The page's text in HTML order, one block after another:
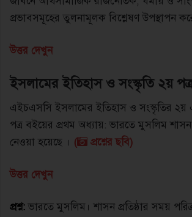
প্রভাবসমূহের তুলনামূলক বিশ্লেষণ উপস্থাপন
উত্তর দেখুন
ইসলামের ইতিহাস ও সংস্কৃতি ২য়
এইচএসসি ইসলামের ইতিহাস ও সংস্কৃতির ২য়
পত্র বইয়ের প্রথম অধ্যায়: ভারতে মুসলিম শাসন
নেওয়া হয়েছে । ( প্রশ্নের ছবি)
উত্তর দেখুন
প্রশ্ন: ভারতে মুসলিম। শাসন প্রতিষ্ঠার সময়